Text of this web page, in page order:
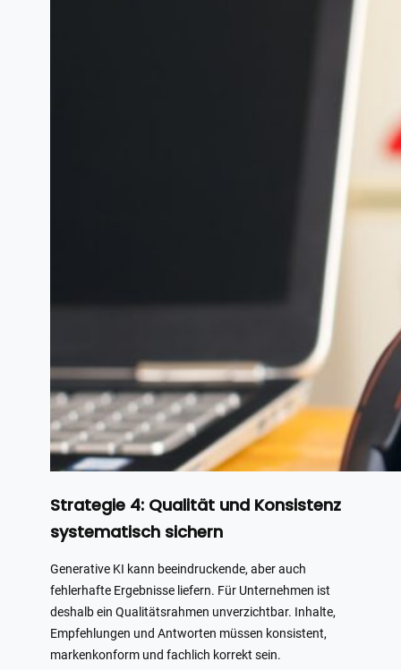
Strategie 4: Qualität und Konsistenz
systematisch sichern
Generative KI kann beeindruckende, aber auch
fehlerhafte Ergebnisse liefern. Für Unternehmen ist
deshalb ein Qualitätsrahmen unverzichtbar. Inhalte,
Empfehlungen und Antworten müssen konsistent,
markenkonform und fachlich korrekt sein.